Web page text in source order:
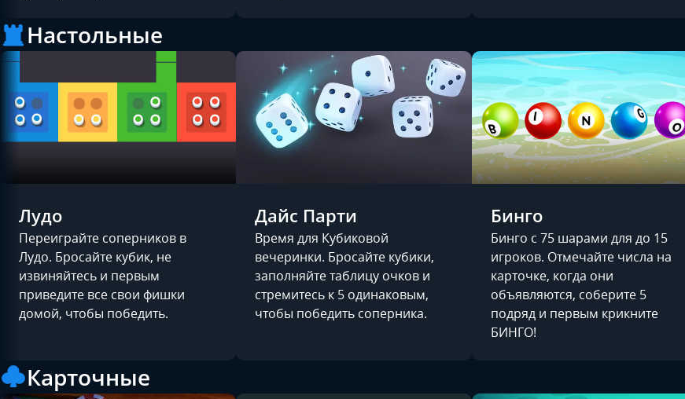
Настольные
Лудо
Переиграйте соперников в
Лудо. Бросайте кубик, не
извиняйтесь и первым
приведите все свои фишки
домой, чтобы победить.
Дайс Парти
Время для Кубиковой
вечеринки. Бросайте кубики,
заполняйте таблицу очков и
стремитесь к 5 одинаковым,
чтобы победить соперника.
Бинго
Бинго с 75 шарами для до 15
игроков. Отмечайте числа на
карточке, когда они
объявляются, соберите 5
подряд и первым крикните
БИНГО!
Карточные